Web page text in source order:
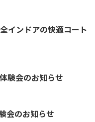
インドアの快適コート
験会のお知らせ
会のお知らせ